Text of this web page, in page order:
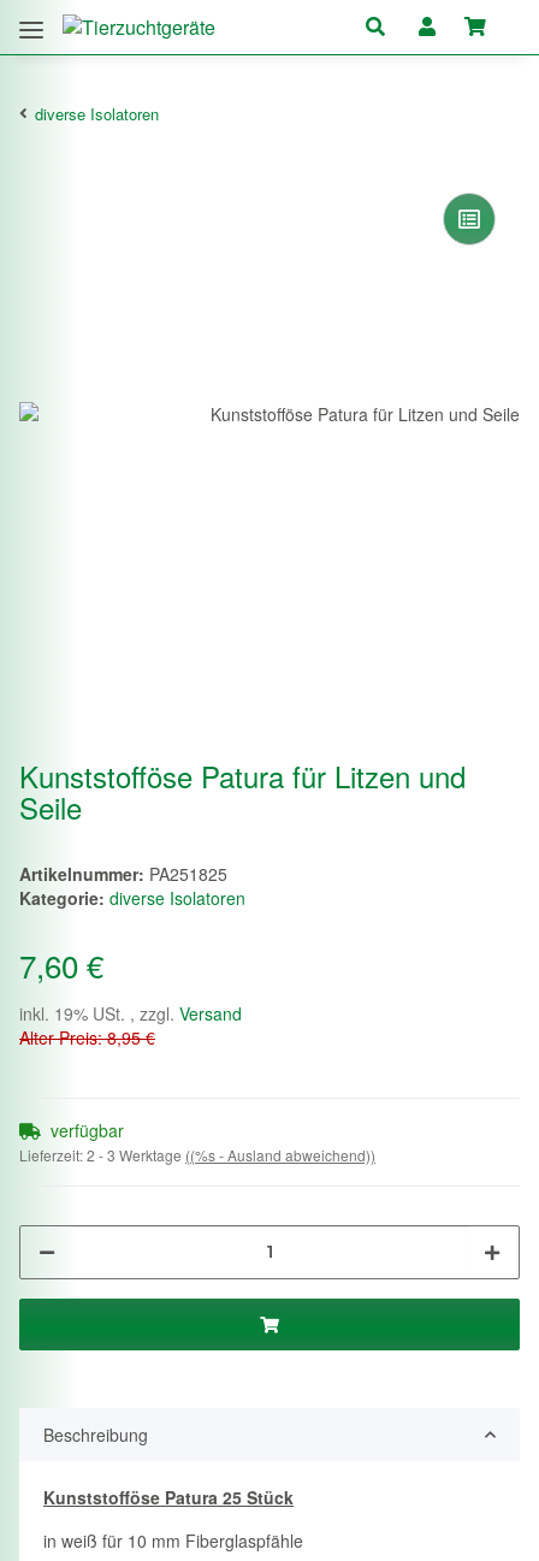
diverse Isolatoren
Kunststofföse Patura für Litzen und
Seile
Artikelnummer: PA251825
Kategorie: diverse Isolatoren
7,60 €
inkl. 19% USt. , zzgl. Versand
Alter Preis: 8,95 €
verfügbar
Lieferzeit:2 - 3 Werktage ((%s - Ausland abweichend))
Beschreibung
Kunststofföse Patura 25 Stück
in weiß für 10 mm Fiberglaspfähle